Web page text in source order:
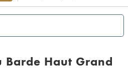
Barde Haut Grand